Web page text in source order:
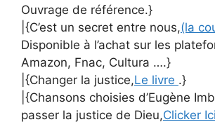
Ouvrage de référence.}
|{C’est un secret entre nous,(la
Disponible à l’achat sur les
Amazon, Fnac, Cultura ….}
|{Changer la justice,Le livre .}
|{Chansons choisies d’Eugène
passer la justice de Dieu,Clicker Ici